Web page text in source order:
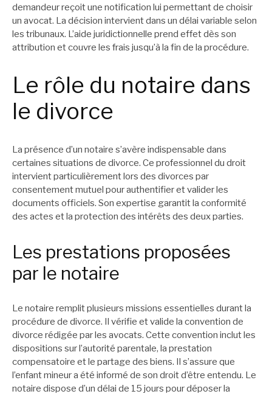
demandeur reçoit une notification lui permettant de choisir
un avocat. La décision intervient dans un délai variable selon
les tribunaux. L’aide juridictionnelle prend effet dès son
attribution et couvre les frais jusqu’à la fin de la procédure.
Le rôle du notaire dans
le divorce
La présence d’un notaire s’avère indispensable dans
certaines situations de divorce. Ce professionnel du droit
intervient particulièrement lors des divorces par
consentement mutuel pour authentifier et valider les
documents officiels. Son expertise garantit la conformité
des actes et la protection des intérêts des deux parties.
Les prestations proposées
par le notaire
Le notaire remplit plusieurs missions essentielles durant la
procédure de divorce. Il vérifie et valide la convention de
divorce rédigée par les avocats. Cette convention inclut les
dispositions sur l’autorité parentale, la prestation
compensatoire et le partage des biens. Il s’assure que
l’enfant mineur a été informé de son droit d’être entendu. Le
notaire dispose d’un délai de 15 jours pour déposer la